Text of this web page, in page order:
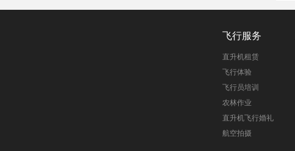
飞行服务
直升机租赁
飞行体验
飞行员培训
农林作业
直升机飞行婚礼
航空拍摄